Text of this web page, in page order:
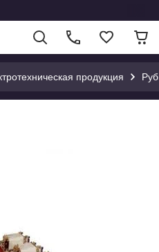
продукция